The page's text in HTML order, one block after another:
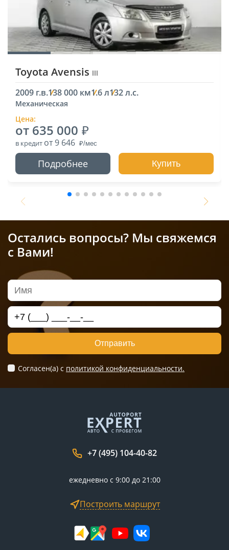
Toyota Avensis III
2009 г.в.138 000 км1.6 л132 л.с.
Механическая
Цена:
от 635 000
в кредит от 9 646
Подробнее Купить
Остались вопросы? Мы свяжемся
с Вами!
Отправить
Согласен(а) c политикой конфиденциальности.
+7 (495) 104-40-82
ежедневно с 9:00 до 21:00
Построить маршрут